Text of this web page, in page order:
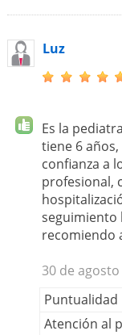
Luz
Es la
tiene 6
confianza a
profesional,
seguimiento
recomiendo
30 de
Puntualidad
Atención al